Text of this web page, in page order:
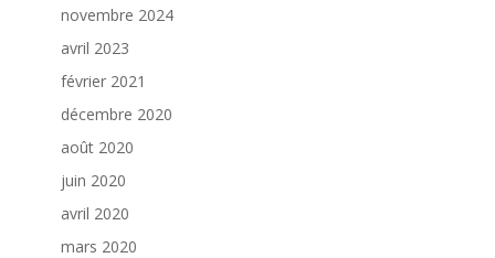
novembre 2024
avril 2023
février 2021
décembre 2020
août 2020
juin 2020
avril 2020
mars 2020